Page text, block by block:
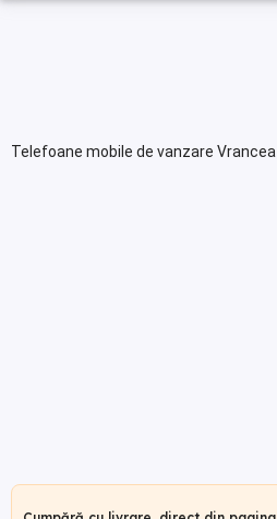
Telefoane mobile de vanzare Vrancea